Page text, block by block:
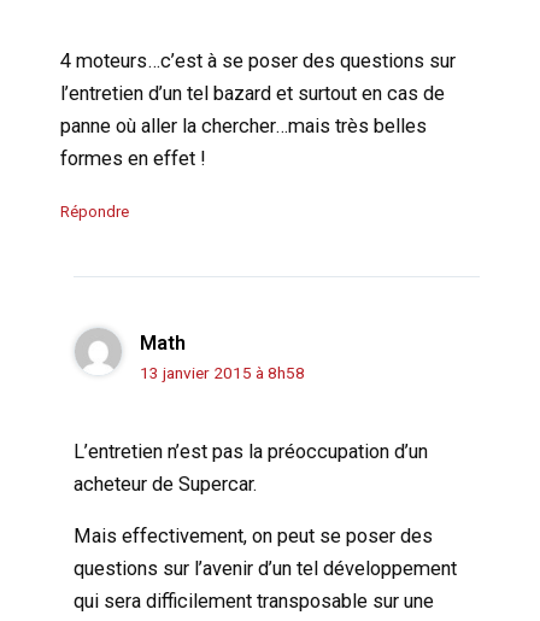
4 moteurs…c’est à se poser des questions sur
l’entretien d’un tel bazard et surtout en cas de
panne où aller la chercher…mais très belles
formes en effet !
Répondre
Math
13 janvier 2015 à 8h58
L’entretien n’est pas la préoccupation d’un
acheteur de Supercar.
Mais effectivement, on peut se poser des
questions sur l’avenir d’un tel développement
qui sera difficilement transposable sur une